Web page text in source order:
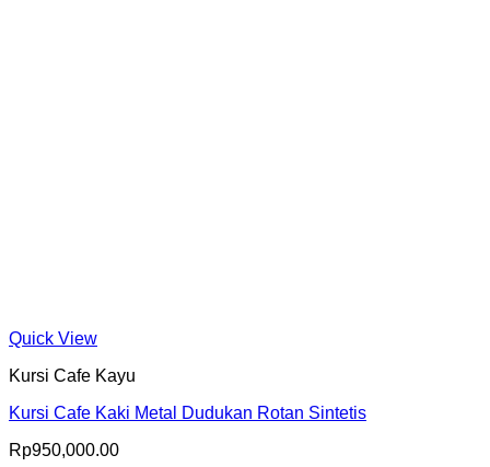
Quick View
Kursi Cafe Kayu
Kursi Cafe Kaki Metal Dudukan Rotan Sintetis
Rp950,000.00